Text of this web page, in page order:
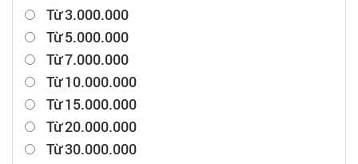
Từ 3.000.000
Từ 5.000.000
Từ 7.000.000
Từ 10.000.000
Từ 15.000.000
Từ 20.000.000
Từ 30.000.000